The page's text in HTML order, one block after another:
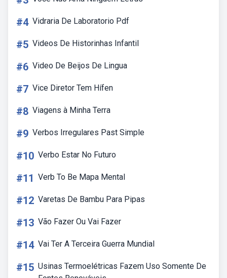
#4 Vidraria De Laboratorio Pdf
#5 Videos De Historinhas Infantil
#6 Video De Beijos De Lingua
#7 Vice Diretor Tem Hífen
#8 Viagens à Minha Terra
#9 Verbos Irregulares Past Simple
#10 Verbo Estar No Futuro
#11 Verb To Be Mapa Mental
#12 Varetas De Bambu Para Pipas
#13 Vão Fazer Ou Vai Fazer
#14 Vai Ter A Terceira Guerra Mundial
#15 Usinas Termoelétricas Fazem Uso Somente De